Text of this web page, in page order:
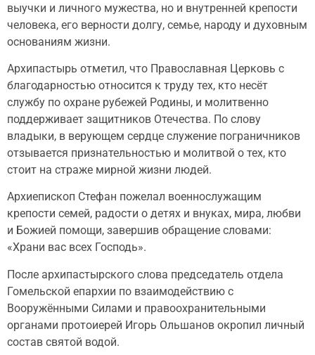
1 / 19
выучки и личного мужества, но и внутренней крепости
человека, его верности долгу, семье, народу и духовным
основаниям жизни.
Архипастырь отметил, что Православная Церковь с
благодарностью относится к труду тех, кто несёт
службу по охране рубежей Родины, и молитвенно
поддерживает защитников Отечества. По слову
владыки, в верующем сердце служение пограничников
отзывается признательностью и молитвой о тех, кто
стоит на страже мирной жизни людей.
Архиепископ Стефан пожелал военнослужащим
крепости семей, радости о детях и внуках, мира, любви
и Божией помощи, завершив обращение словами:
«Храни вас всех Господь».
После архипастырского слова председатель отдела
Гомельской епархии по взаимодействию с
Вооружёнными Силами и правоохранительными
органами протоиерей Игорь Ольшанов окропил личный
состав святой водой.